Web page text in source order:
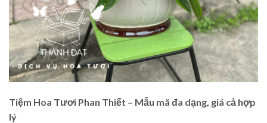
Tiệm Hoa Tươi Phan Thiết – Mẫu mã đa dạng, giá cả hợp
lý